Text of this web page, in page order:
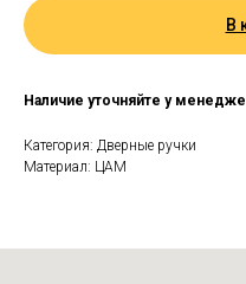
В
Наличие уточняйте у
Категория: Дверные ручки
Материал: ЦАМ